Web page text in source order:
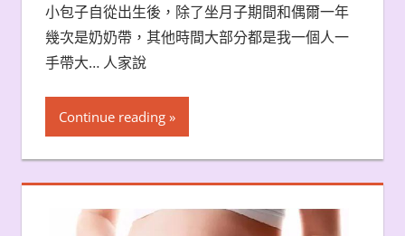
小包子自從出生後，除了坐月子期間和偶爾一年
幾次是奶奶帶，其他時間大部分都是我一個人一
手帶大… 人家說
Continue reading